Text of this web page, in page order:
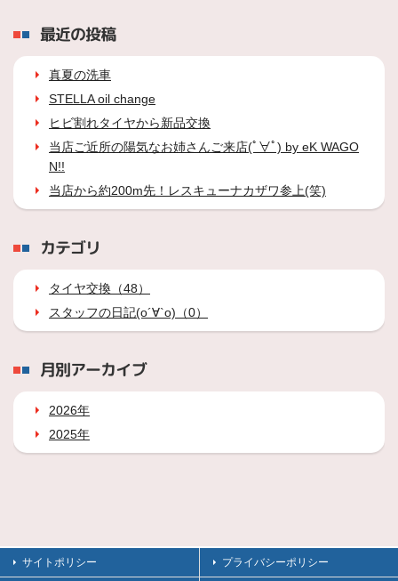
最近の投稿
真夏の洗車
STELLA oil change
ヒビ割れタイヤから新品交換
当店ご近所の陽気なお姉さんご来店(ﾟ∀ﾟ) by eK WAGO
N!!
当店から約200m先！レスキューナカザワ参上(笑)
カテゴリ
タイヤ交換（48）
スタッフの日記(о´∀`о)（0）
月別アーカイブ
2026年
2025年
サイトポリシー プライバシーポリシー